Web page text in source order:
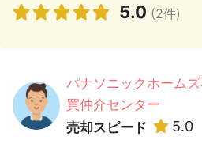
5.0 (2件)
パナソニックホーム
買仲介センター
売却スピード
5.0